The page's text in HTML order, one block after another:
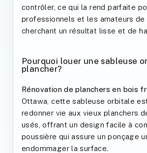
contrôler, ce qui la rend parfaite
professionnels et les amateurs de
cherchant un résultat lisse et de
Pourquoi louer une sableuse
plancher?
Rénovation de planchers en bois
Ottawa, cette sableuse orbitale
redonner vie aux vieux planchers
usés, offrant un design facile à
poussière qui assure un ponçage
endommager la surface.